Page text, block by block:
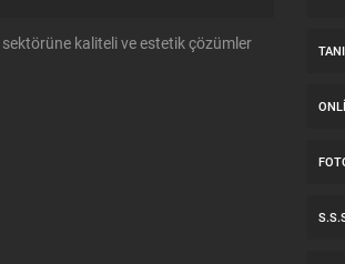
kaliteli ve estetik çözümler